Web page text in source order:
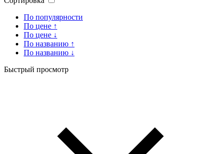
По популярности
По цене ↑
По цене ↓
По названию ↑
По названию ↓
Быстрый просмотр